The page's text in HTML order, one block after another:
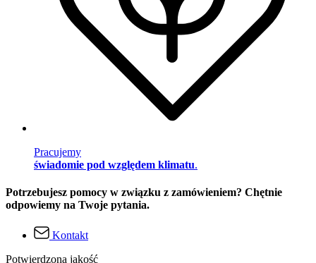
Pracujemy
świadomie pod względem klimatu.
Potrzebujesz pomocy w związku z zamówieniem? Chętnie
odpowiemy na Twoje pytania.
Kontakt
Potwierdzona jakość